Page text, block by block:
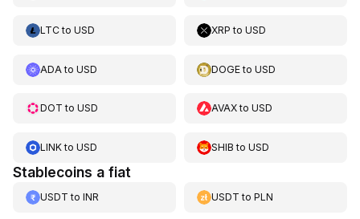
LTCto USD XRP toUSD
ADA to USD DOGEtoUSD
DOT to USD AVAXtoUSD
LINKto USD SHIB toUSD
Stablecoins a fiat
USDT to INR USDT toPLN